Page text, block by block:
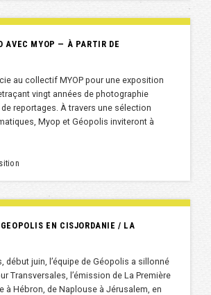
AVEC MYOP — À PARTIR DE
au collectif MYOP pour une exposition
vingt années de photographie
reportages. À travers une sélection
Myop et Géopolis inviteront à
GEOPOLIS EN CISJORDANIE / LA
début juin, l’équipe de Géopolis a sillonné
Transversales, l’émission de La Première
à Hébron, de Naplouse à Jérusalem, en